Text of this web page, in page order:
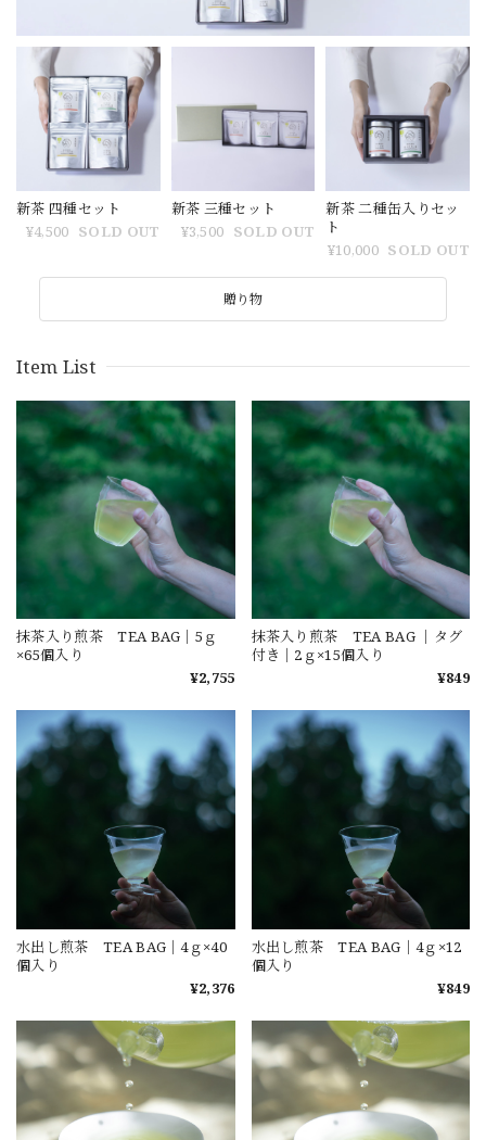
新茶 四種セット
¥4,500 SOLD OUT
新茶 三種セット
¥3,500 SOLD OUT
新茶 二種缶入りセッ
ト
¥10,000 SOLD OUT
贈り物
Item List
抹茶入り煎茶 TEA BAG｜5ｇ
×65個入り
¥2,755
抹茶入り煎茶 TEA BAG ｜タグ
付き｜2ｇ×15個入り
¥849
水出し煎茶 TEA BAG｜4ｇ×40
個入り
¥2,376
水出し煎茶 TEA BAG｜4ｇ×12
個入り
¥849